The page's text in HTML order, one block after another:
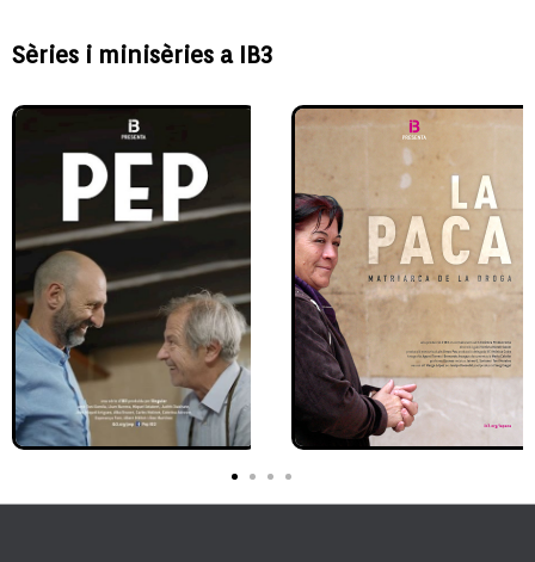
Sèries i minisèries a IB3